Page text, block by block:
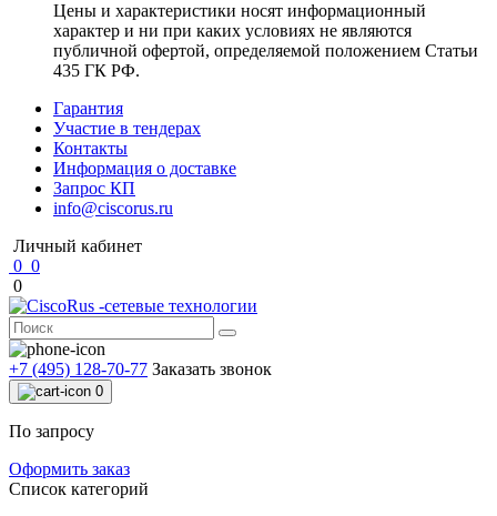
Цены и характеристики носят информационный
характер и ни при каких условиях не являются
публичной офертой, определяемой положением Статьи
435 ГК РФ.
Гарантия
Участие в тендерах
Контакты
Информация о доставке
Запрос КП
info@ciscorus.ru
Личный кабинет
0 0
0
+7 (495) 128-70-77 Заказать звонок
0
По запросу
Оформить заказ
Список категорий